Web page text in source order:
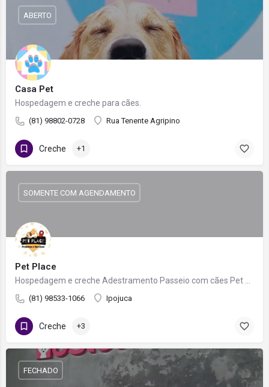
Casa Pet
Hospedagem e creche para cães.
(81) 98802-0728 Rua Tenente Agripino
ABERTO
Creche +1
Pet Place
(81) 98533-1066 Ipojuca
SOMENTE COM AGENDAMENTO
Creche +3
FECHADO